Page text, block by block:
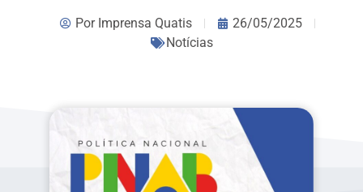
PorImprensa Quatis
26/05/2025
Notícias